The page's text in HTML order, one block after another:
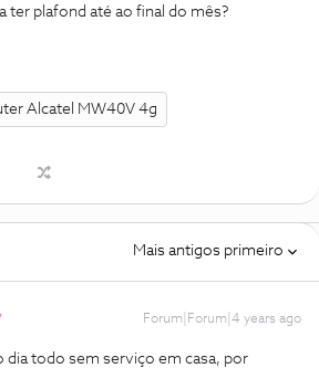
ter plafond até ao final do mês?
Alcatel MW40V 4g
Mais antigos primeiro
Forum|Forum|4 years ago
dia todo sem serviço em casa, por